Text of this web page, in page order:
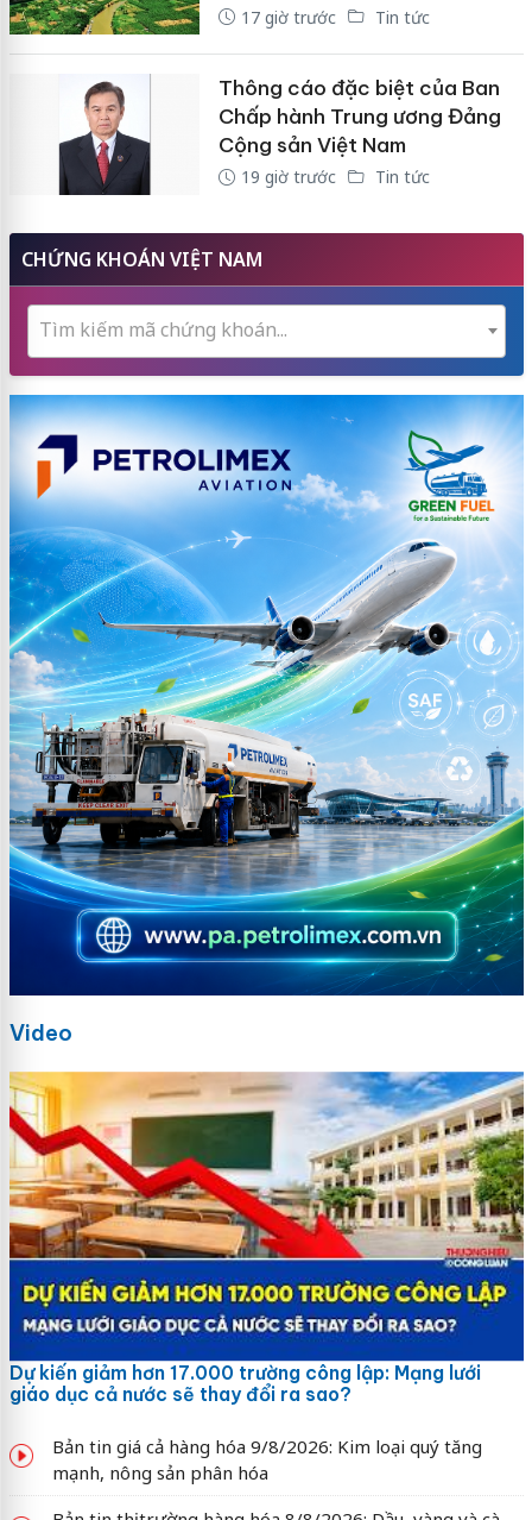
17 giờ trước Tin tức
Thông cáo đặc biệt của Ban
Chấp hành Trung ương Đảng
Cộng sản Việt Nam
19 giờ trước Tin tức
CHỨNG KHOÁN VIỆT NAM
Tìm kiếm mã chứng khoán...
Video
Dự kiến giảm hơn 17.000 trường công lập: Mạng lưới
giáo dục cả nước sẽ thay đổi ra sao?
Bản tin giá cả hàng hóa 9/8/2026: Kim loại quý tăng
mạnh, nông sản phân hóa